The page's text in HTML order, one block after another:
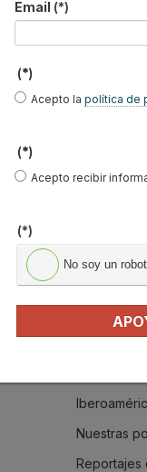
.
.
.
Boletines
Nuestras
Reportajes
Email (*)
(*)
Acepto la política de
(*)
Acepto recibir
(*)
No soy un robot